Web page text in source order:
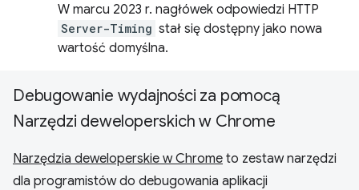
W marcu 2023 r. nagłówek odpowiedzi HTTP
Server-Timing stał się dostępny jako nowa
wartość domyślna.
Debugowanie wydajności za pomocą
Narzędzi deweloperskich w Chrome
Narzędzia deweloperskie w Chrome to zestaw narzędzi
dla programistów do debugowania aplikacji